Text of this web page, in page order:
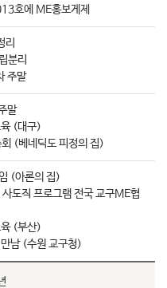
호에 ME홍보게제
리
분리
주말
말
(대구)
(베네딕도 피정의 집)
(아론의 집)
직 프로그램 전국 교구ME협
(부산)
남 (수원 교구청)